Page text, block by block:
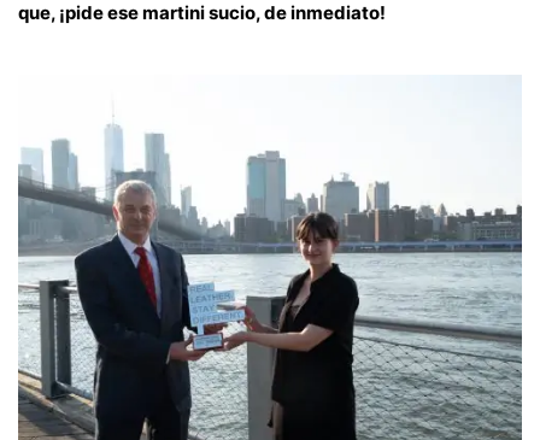
que, ¡pide ese martini sucio, de inmediato!